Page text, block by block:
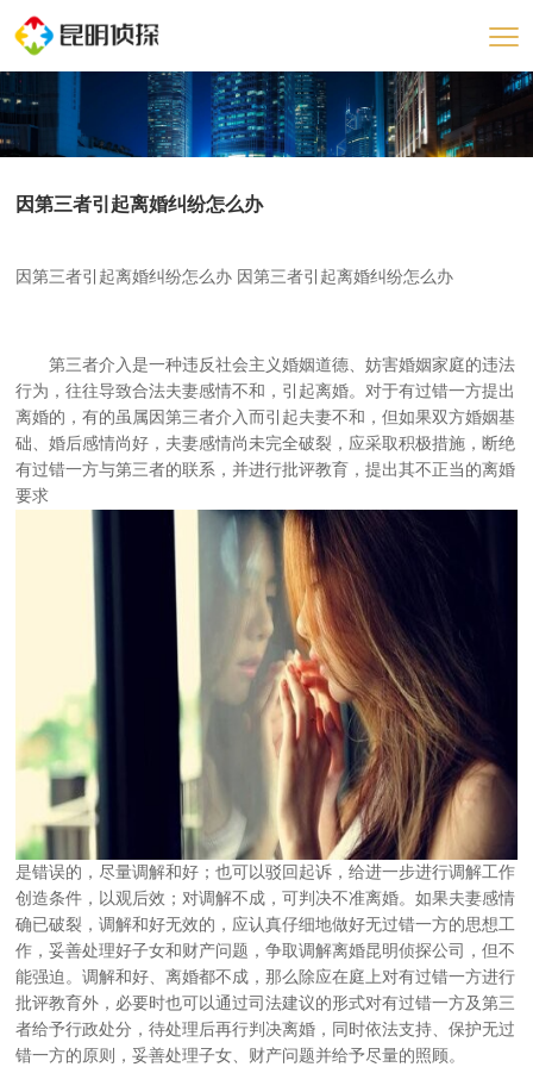
因第三者引起离婚纠纷怎么办
因第三者引起离婚纠纷怎么办 因第三者引起离婚纠纷怎么办
第三者介入是一种违反社会主义婚姻道德、妨害婚姻家庭的违法
行为，往往导致合法夫妻感情不和，引起离婚。对于有过错一方提出
离婚的，有的虽属因第三者介入而引起夫妻不和，但如果双方婚姻基
础、婚后感情尚好，夫妻感情尚未完全破裂，应采取积极措施，断绝
有过错一方与第三者的联系，并进行批评教育，提出其不正当的离婚
要求
是错误的，尽量调解和好；也可以驳回起诉，给进一步进行调解工作
创造条件，以观后效；对调解不成，可判决不准离婚。如果夫妻感情
确已破裂，调解和好无效的，应认真仔细地做好无过错一方的思想工
作，妥善处理好子女和财产问题，争取调解离婚昆明侦探公司，但不
能强迫。调解和好、离婚都不成，那么除应在庭上对有过错一方进行
批评教育外，必要时也可以通过司法建议的形式对有过错一方及第三
者给予行政处分，待处理后再行判决离婚，同时依法支持、保护无过
错一方的原则，妥善处理子女、财产问题并给予尽量的照顾。